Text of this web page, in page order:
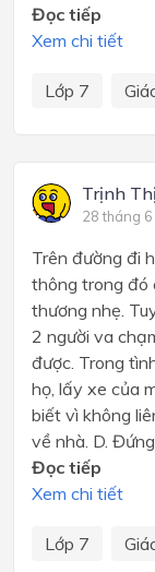
Đọc tiếp
Xem chi tiết
Lớp 7
Trịnh
28 tháng
Trên đường đi
thông trong đó
thương nhẹ.
2 người va
được. Trong
họ, lấy xe của
biết vì không
về nhà. D.
Đọc tiếp
Xem chi tiết
Lớp 7